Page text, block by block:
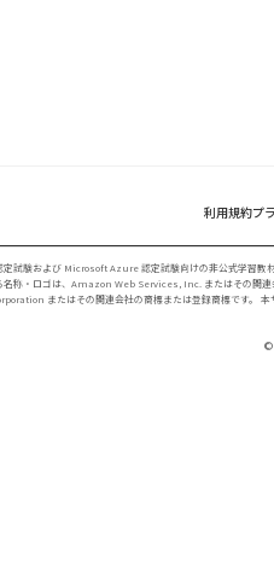
利用規約プ
定試験および Microsoft Azure 認定試験向けの非公式学習
称・ロゴは、Amazon Web Services, Inc. またはその関
またはその関連会社の商標または登録商標です。
©